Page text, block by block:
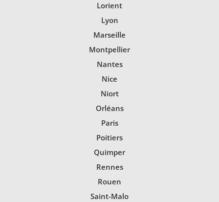
Lorient
Lyon
Marseille
Montpellier
Nantes
Nice
Niort
Orléans
Paris
Poitiers
Quimper
Rennes
Rouen
Saint-Malo